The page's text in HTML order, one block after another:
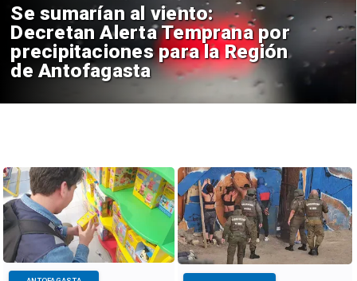
Se sumarían al viento:
Decretan Alerta Temprana por
precipitaciones para la Región
de Antofagasta